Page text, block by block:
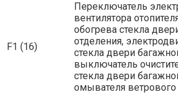
F1 (16)
Переключатель
вентилятора
обогрева стекла
отделения,
стекла двери
выключатель
стекла двери
омывателя ветрового